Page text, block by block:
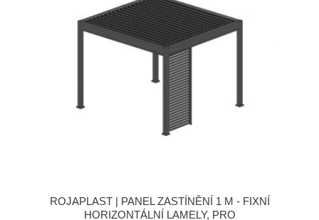
ROJAPLAST | PANEL ZASTÍNĚNÍ 1 M - FIXNÍ
HORIZONTÁLNÍ LAMELY, PRO